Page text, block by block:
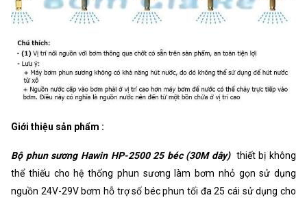
Giới thiệu sản phẩm :
Bộ phun sương Hawin HP-2500 25 béc (30M dây) thiết bị không
thể thiếu cho hệ thống phun sương làm bơm nhỏ gọn sử dụng
nguồn 24V-29V bơm hỗ trợ số béc phun tối đa 25 cái sử dụng cho